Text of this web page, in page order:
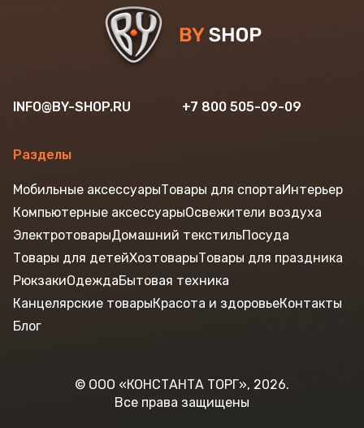
INFO@BY-SHOP.RU +7 800 505-09-09
Разделы
© ООО «КОНСТАНТА ТОРГ», 2026.
Все права защищены
Мобильные аксессуарыТовары для спортаИнтерьер
Компьютерные аксессуарыОсвежители воздуха
ЭлектротоварыДомашний текстильПосуда
Товары для детейХозтоварыТовары для праздника
РюкзакиОдеждаБытовая техника
Канцелярские товарыКрасота и здоровьеКонтакты
Блог